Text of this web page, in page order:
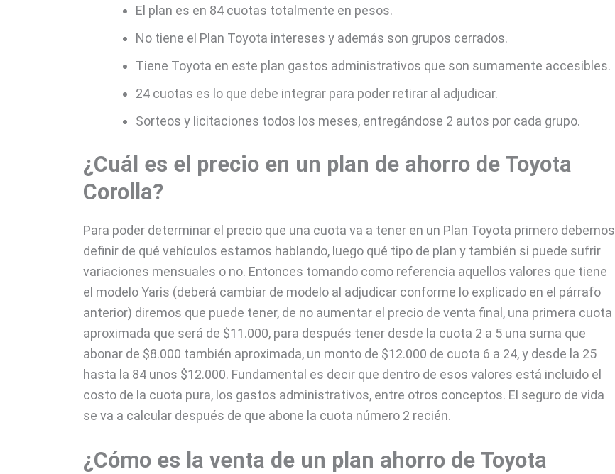
El plan es en 84 cuotas totalmente en pesos.
No tiene el Plan Toyota intereses y además son grupos cerrados.
Tiene Toyota en este plan gastos administrativos que son sumamente accesibles.
24 cuotas es lo que debe integrar para poder retirar al adjudicar.
Sorteos y licitaciones todos los meses, entregándose 2 autos por cada grupo.
¿Cuál es el precio en un plan de ahorro de Toyota
Corolla?
Para poder determinar el precio que una cuota va a tener en un Plan Toyota primero debemos
definir de qué vehículos estamos hablando, luego qué tipo de plan y también si puede sufrir
variaciones mensuales o no. Entonces tomando como referencia aquellos valores que tiene
el modelo Yaris (deberá cambiar de modelo al adjudicar conforme lo explicado en el párrafo
anterior) diremos que puede tener, de no aumentar el precio de venta final, una primera cuota
aproximada que será de $11.000, para después tener desde la cuota 2 a 5 una suma que
abonar de $8.000 también aproximada, un monto de $12.000 de cuota 6 a 24, y desde la 25
hasta la 84 unos $12.000. Fundamental es decir que dentro de esos valores está incluido el
costo de la cuota pura, los gastos administrativos, entre otros conceptos. El seguro de vida
se va a calcular después de que abone la cuota número 2 recién.
¿Cómo es la venta de un plan ahorro de Toyota